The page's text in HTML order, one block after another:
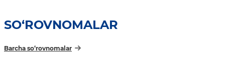
SO‘ROVNOMALAR
Barcha so‘rovnomalar